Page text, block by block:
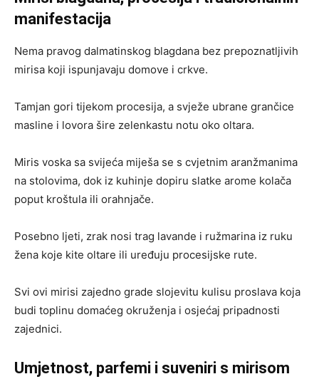
manifestacija
Nema pravog dalmatinskog blagdana bez prepoznatljivih
mirisa koji ispunjavaju domove i crkve.
Tamjan gori tijekom procesija, a svježe ubrane grančice
masline i lovora šire zelenkastu notu oko oltara.
Miris voska sa svijeća miješa se s cvjetnim aranžmanima
na stolovima, dok iz kuhinje dopiru slatke arome kolača
poput kroštula ili orahnjače.
Posebno ljeti, zrak nosi trag lavande i ružmarina iz ruku
žena koje kite oltare ili uređuju procesijske rute.
Svi ovi mirisi zajedno grade slojevitu kulisu proslava koja
budi toplinu domaćeg okruženja i osjećaj pripadnosti
zajednici.
Umjetnost, parfemi i suveniri s mirisom